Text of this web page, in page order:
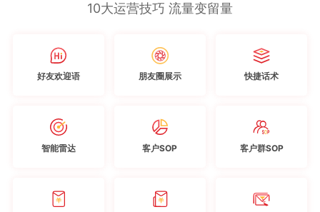
10大运营技巧 流量变留量
好友欢迎语 朋友圈展示 快捷话术
智能雷达 客户SOP 客户群SOP